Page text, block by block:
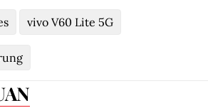
vivo V60 Lite 5G